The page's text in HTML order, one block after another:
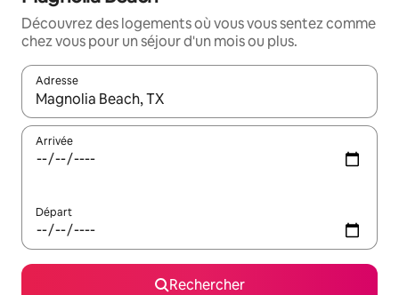
Découvrez des logements où vous vous sentez comme
chez vous pour un séjour d'un mois ou plus.
Adresse
Lorsque les résultats s'affichent, utilisez les flèches vers le
Arrivée
Départ
Rechercher